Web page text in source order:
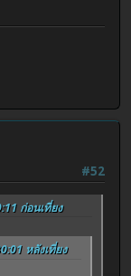
#52
ก่อนเที่ยง
หลังเที่ยง